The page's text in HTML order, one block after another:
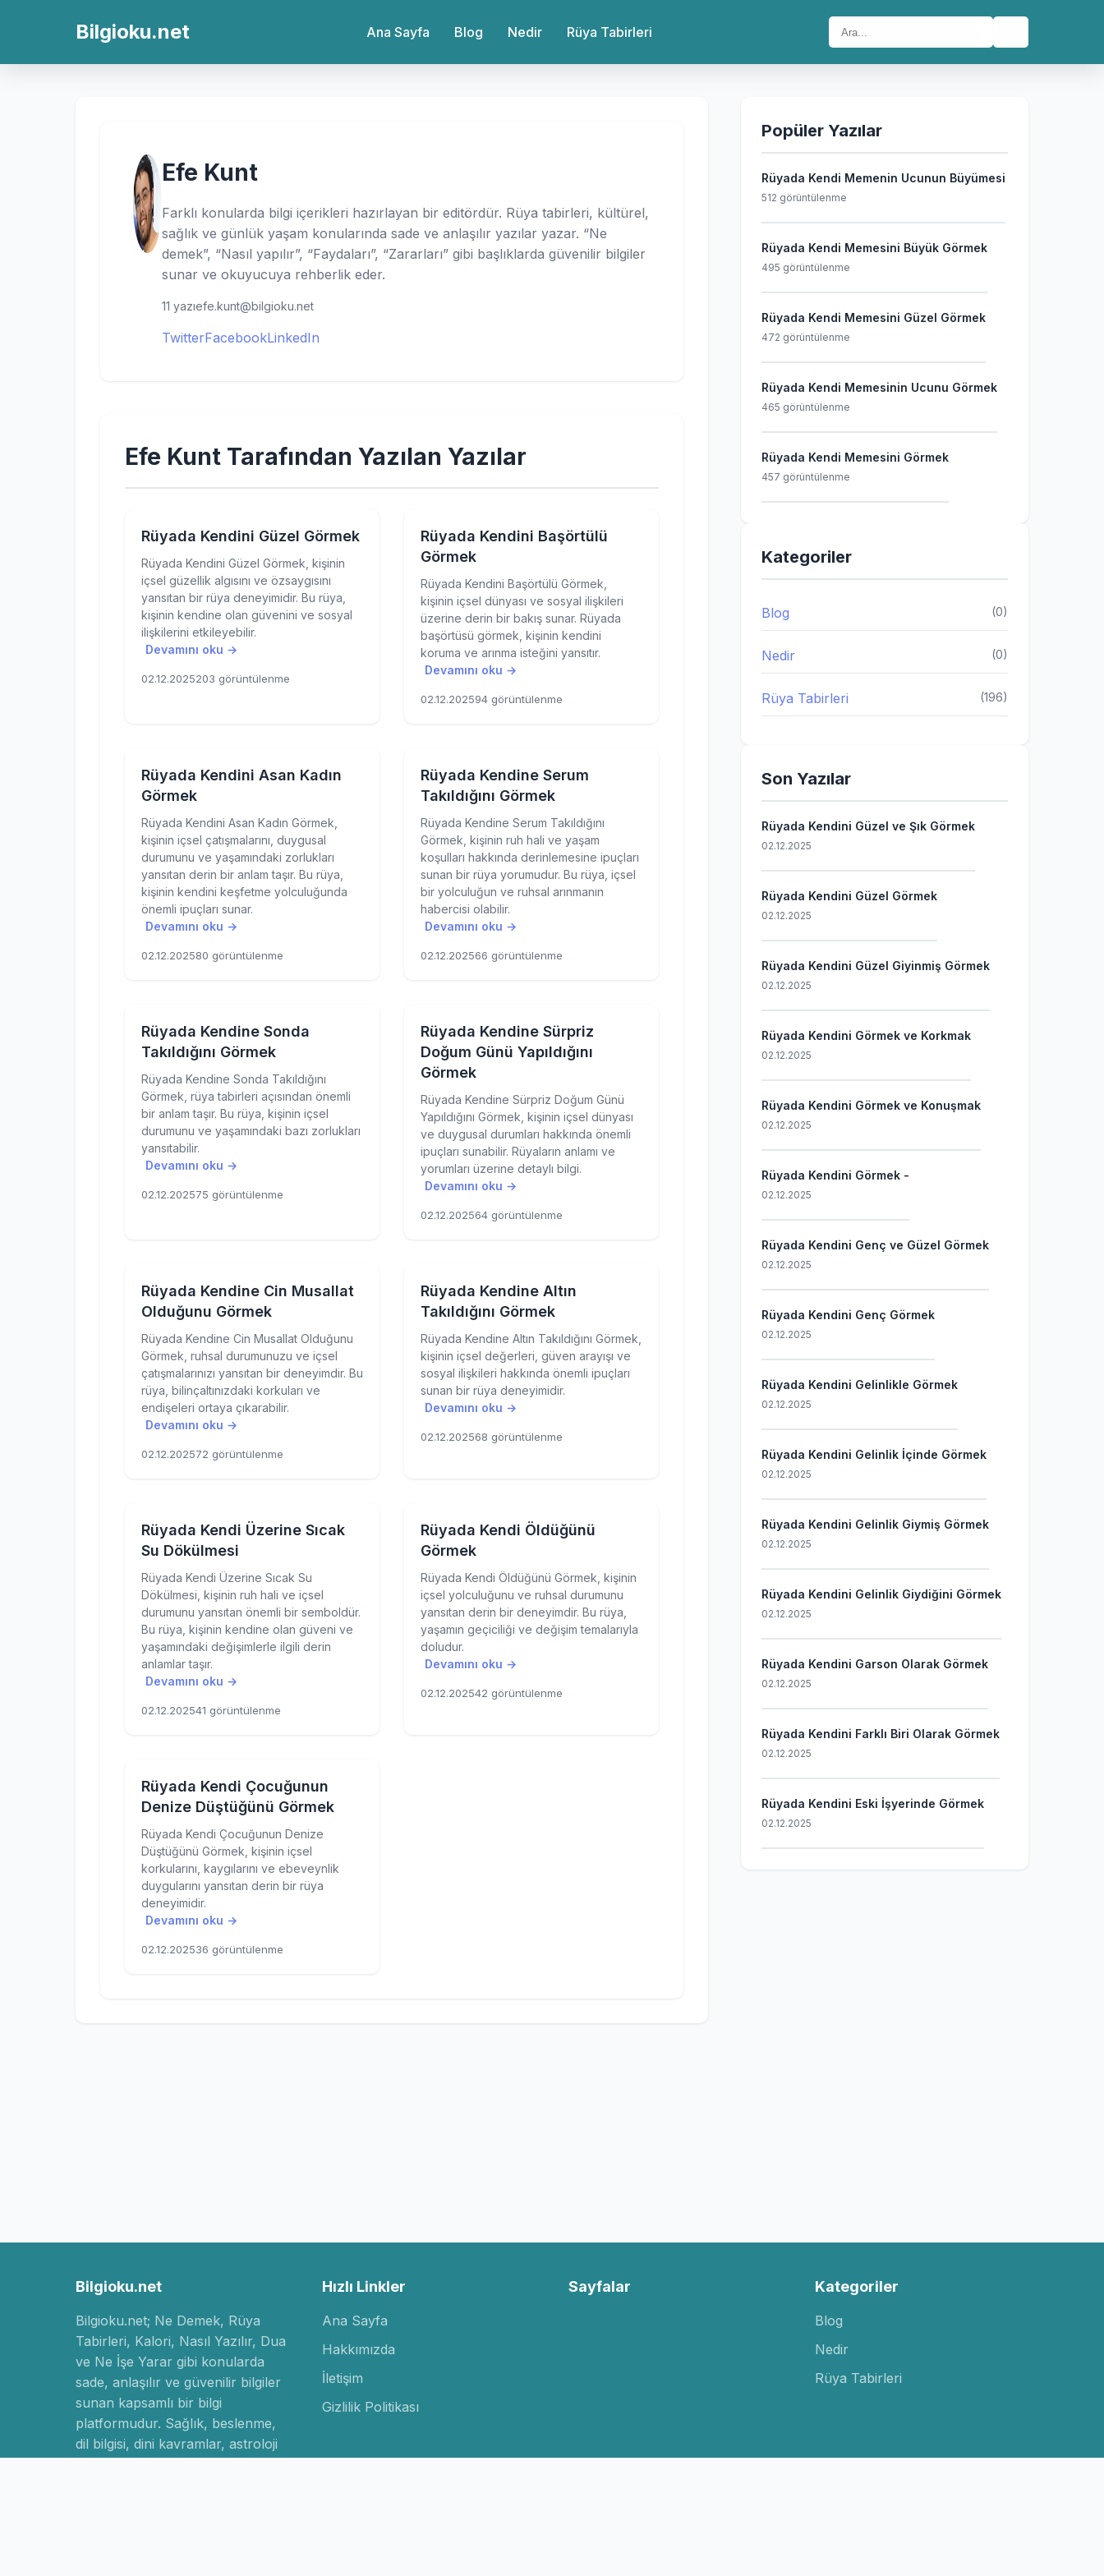
Bilgioku.net Ana Sayfa Blog Nedir Rüya Tabirleri
Efe Kunt
Farklı konularda bilgi içerikleri hazırlayan bir editördür. Rüya tabirleri, kültürel,
sağlık ve günlük yaşam konularında sade ve anlaşılır yazılar yazar. “Ne
demek”, “Nasıl yapılır”, “Faydaları”, “Zararları” gibi başlıklarda güvenilir bilgiler
sunar ve okuyucuya rehberlik eder.
11 yazıefe.kunt@bilgioku.net
TwitterFacebookLinkedIn
Efe Kunt Tarafından Yazılan Yazılar
Rüyada Kendini Güzel Görmek
Rüyada Kendini Güzel Görmek, kişinin
içsel güzellik algısını ve özsaygısını
yansıtan bir rüya deneyimidir. Bu rüya,
kişinin kendine olan güvenini ve sosyal
ilişkilerini etkileyebilir.
Devamını oku →
02.12.2025203 görüntülenme
Rüyada Kendini Başörtülü
Görmek
Rüyada Kendini Başörtülü Görmek,
kişinin içsel dünyası ve sosyal ilişkileri
üzerine derin bir bakış sunar. Rüyada
başörtüsü görmek, kişinin kendini
koruma ve arınma isteğini yansıtır.
Devamını oku →
02.12.202594 görüntülenme
Rüyada Kendini Asan Kadın
Görmek
Rüyada Kendini Asan Kadın Görmek,
kişinin içsel çatışmalarını, duygusal
durumunu ve yaşamındaki zorlukları
yansıtan derin bir anlam taşır. Bu rüya,
kişinin kendini keşfetme yolculuğunda
önemli ipuçları sunar.
Devamını oku →
02.12.202580 görüntülenme
Rüyada Kendine Serum
Takıldığını Görmek
Rüyada Kendine Serum Takıldığını
Görmek, kişinin ruh hali ve yaşam
koşulları hakkında derinlemesine ipuçları
sunan bir rüya yorumudur. Bu rüya, içsel
bir yolculuğun ve ruhsal arınmanın
habercisi olabilir.
Devamını oku →
02.12.202566 görüntülenme
Rüyada Kendine Sonda
Takıldığını Görmek
Rüyada Kendine Sonda Takıldığını
Görmek, rüya tabirleri açısından önemli
bir anlam taşır. Bu rüya, kişinin içsel
durumunu ve yaşamındaki bazı zorlukları
yansıtabilir.
Devamını oku →
02.12.202575 görüntülenme
Rüyada Kendine Sürpriz
Doğum Günü Yapıldığını
Görmek
Rüyada Kendine Sürpriz Doğum Günü
Yapıldığını Görmek, kişinin içsel dünyası
ve duygusal durumları hakkında önemli
ipuçları sunabilir. Rüyaların anlamı ve
yorumları üzerine detaylı bilgi.
Devamını oku →
02.12.202564 görüntülenme
Rüyada Kendine Cin Musallat
Olduğunu Görmek
Rüyada Kendine Cin Musallat Olduğunu
Görmek, ruhsal durumunuzu ve içsel
çatışmalarınızı yansıtan bir deneyimdir. Bu
rüya, bilinçaltınızdaki korkuları ve
endişeleri ortaya çıkarabilir.
Devamını oku →
02.12.202572 görüntülenme
Rüyada Kendine Altın
Takıldığını Görmek
Rüyada Kendine Altın Takıldığını Görmek,
kişinin içsel değerleri, güven arayışı ve
sosyal ilişkileri hakkında önemli ipuçları
sunan bir rüya deneyimidir.
Devamını oku →
02.12.202568 görüntülenme
Rüyada Kendi Üzerine Sıcak
Su Dökülmesi
Rüyada Kendi Üzerine Sıcak Su
Dökülmesi, kişinin ruh hali ve içsel
durumunu yansıtan önemli bir semboldür.
Bu rüya, kişinin kendine olan güveni ve
yaşamındaki değişimlerle ilgili derin
anlamlar taşır.
Devamını oku →
02.12.202541 görüntülenme
Rüyada Kendi Öldüğünü
Görmek
Rüyada Kendi Öldüğünü Görmek, kişinin
içsel yolculuğunu ve ruhsal durumunu
yansıtan derin bir deneyimdir. Bu rüya,
yaşamın geçiciliği ve değişim temalarıyla
doludur.
Devamını oku →
02.12.202542 görüntülenme
Rüyada Kendi Çocuğunun
Denize Düştüğünü Görmek
Rüyada Kendi Çocuğunun Denize
Düştüğünü Görmek, kişinin içsel
korkularını, kaygılarını ve ebeveynlik
duygularını yansıtan derin bir rüya
deneyimidir.
Devamını oku →
02.12.202536 görüntülenme
Popüler Yazılar
Rüyada Kendi Memenin Ucunun Büyümesi
512 görüntülenme
Rüyada Kendi Memesini Büyük Görmek
495 görüntülenme
Rüyada Kendi Memesini Güzel Görmek
472 görüntülenme
Rüyada Kendi Memesinin Ucunu Görmek
465 görüntülenme
Rüyada Kendi Memesini Görmek
457 görüntülenme
Kategoriler
Blog (0)
Nedir (0)
Rüya Tabirleri (196)
Son Yazılar
Rüyada Kendini Güzel ve Şık Görmek
02.12.2025
Rüyada Kendini Güzel Görmek
02.12.2025
Rüyada Kendini Güzel Giyinmiş Görmek
02.12.2025
Rüyada Kendini Görmek ve Korkmak
02.12.2025
Rüyada Kendini Görmek ve Konuşmak
02.12.2025
Rüyada Kendini Görmek -
02.12.2025
Rüyada Kendini Genç ve Güzel Görmek
02.12.2025
Rüyada Kendini Genç Görmek
02.12.2025
Rüyada Kendini Gelinlikle Görmek
02.12.2025
Rüyada Kendini Gelinlik İçinde Görmek
02.12.2025
Rüyada Kendini Gelinlik Giymiş Görmek
02.12.2025
Rüyada Kendini Gelinlik Giydiğini Görmek
02.12.2025
Rüyada Kendini Garson Olarak Görmek
02.12.2025
Rüyada Kendini Farklı Biri Olarak Görmek
02.12.2025
Rüyada Kendini Eski İşyerinde Görmek
02.12.2025
Bilgioku.net
Bilgioku.net; Ne Demek, Rüya
Tabirleri, Kalori, Nasıl Yazılır, Dua
ve Ne İşe Yarar gibi konularda
sade, anlaşılır ve güvenilir bilgiler
sunan kapsamlı bir bilgi
platformudur. Sağlık, beslenme,
dil bilgisi, dini kavramlar, astroloji
Hızlı Linkler
Ana Sayfa
Hakkımızda
İletişim
Gizlilik Politikası
Sayfalar Kategoriler
Blog
Nedir
Rüya Tabirleri